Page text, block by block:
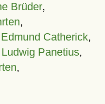
Brüder,
,
Catherick,
Panetius,
,